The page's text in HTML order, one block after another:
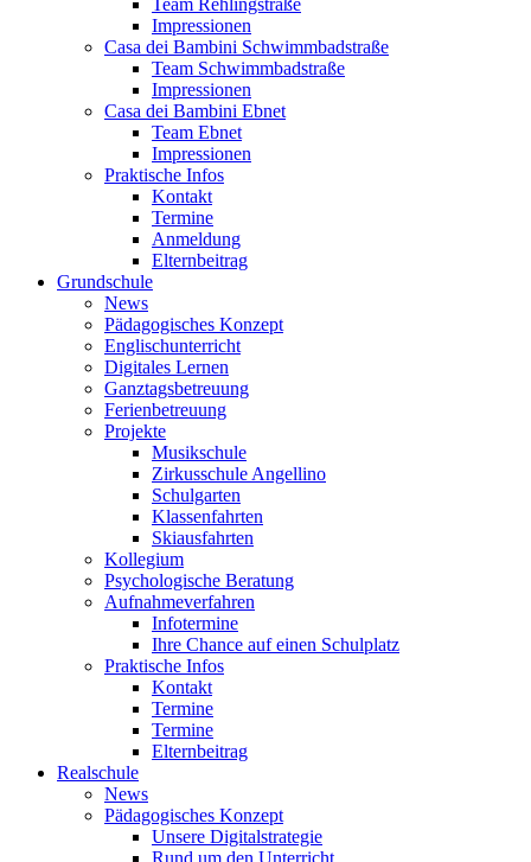
Team Rehlingstraße
Impressionen
Casa dei Bambini Schwimmbadstraße
Team Schwimmbadstraße
Impressionen
Casa dei Bambini Ebnet
Team Ebnet
Impressionen
Praktische Infos
Kontakt
Termine
Anmeldung
Elternbeitrag
Grundschule
News
Pädagogisches Konzept
Englischunterricht
Digitales Lernen
Ganztagsbetreuung
Ferienbetreuung
Projekte
Musikschule
Zirkusschule Angellino
Schulgarten
Klassenfahrten
Skiausfahrten
Kollegium
Psychologische Beratung
Aufnahmeverfahren
Infotermine
Ihre Chance auf einen Schulplatz
Praktische Infos
Kontakt
Termine
Termine
Elternbeitrag
Realschule
News
Pädagogisches Konzept
Unsere Digitalstrategie
Rund um den Unterricht